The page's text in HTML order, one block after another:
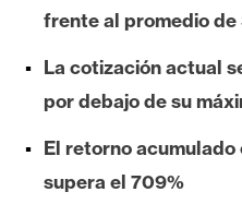
n
á
i
s
frente al promedio de
La cotización actual
por debajo de su
El retorno acumulado
supera el 709%